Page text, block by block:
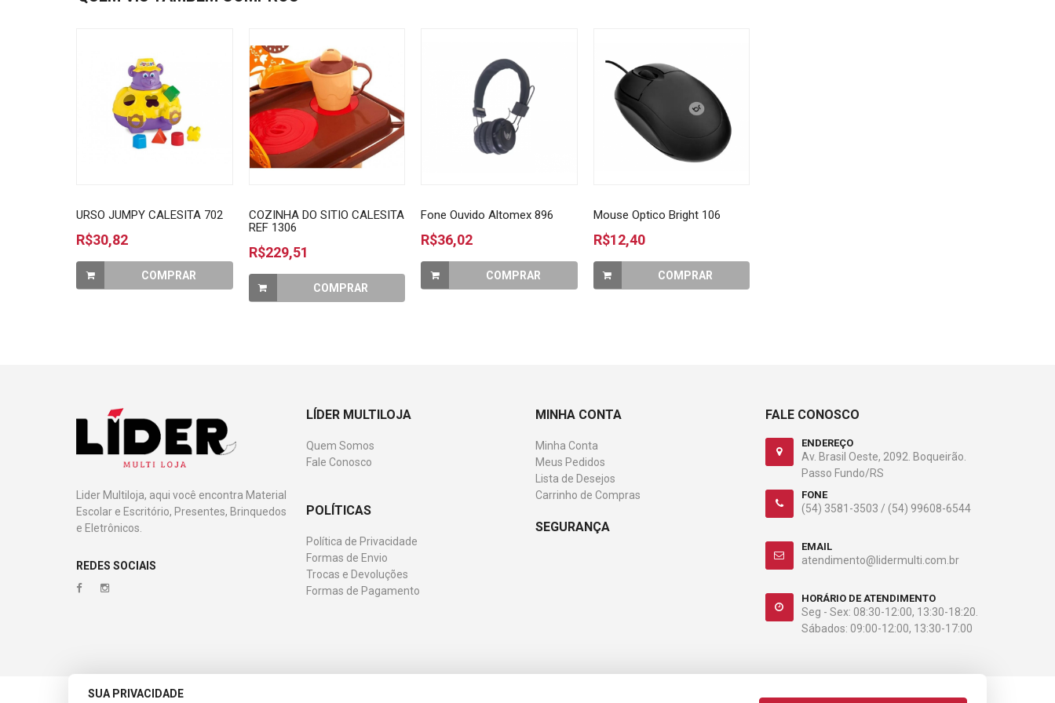
URSO JUMPY CALESITA 702
R$30,82
COMPRAR
COZINHA DO SITIO CALESITA
REF 1306
R$229,51
COMPRAR
Fone Ouvido Altomex 896
R$36,02
COMPRAR
Mouse Optico Bright 106
R$12,40
COMPRAR
Lider Multiloja, aqui você encontra Material
Escolar e Escritório, Presentes, Brinquedos
e Eletrônicos.
REDES SOCIAIS
LÍDER MULTILOJA
Quem Somos
Fale Conosco
POLÍTICAS
Política de Privacidade
Formas de Envio
Trocas e Devoluções
Formas de Pagamento
MINHA CONTA
Minha Conta
Meus Pedidos
Lista de Desejos
Carrinho de Compras
SEGURANÇA
FALE CONOSCO
ENDEREÇO
Av. Brasil Oeste, 2092. Boqueirão.
Passo Fundo/RS
FONE
(54) 3581-3503 / (54) 99608-6544
EMAIL
atendimento@lidermulti.com.br
HORÁRIO DE ATENDIMENTO
Seg - Sex: 08:30-12:00, 13:30-18:20.
Sábados: 09:00-12:00, 13:30-17:00
SUA PRIVACIDADE